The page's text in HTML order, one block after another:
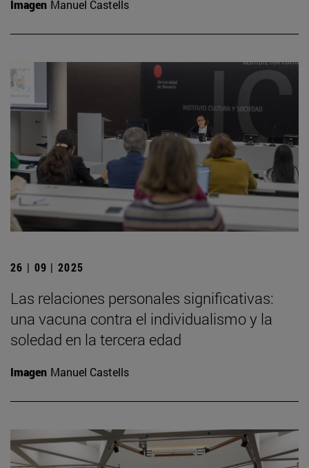
Imagen Manuel Castells
26 | 09 | 2025
Las relaciones personales significativas:
una vacuna contra el individualismo y la
soledad en la tercera edad
Imagen Manuel Castells